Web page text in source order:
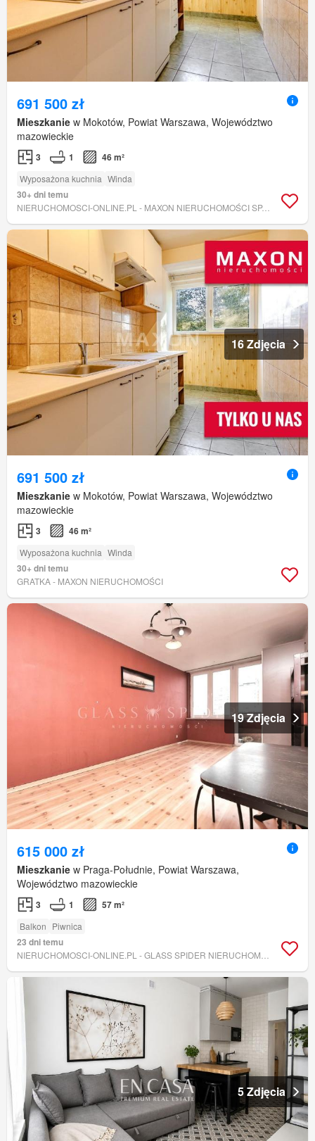
691 500 zł
Mieszkanie w Mokotów, Powiat Warszawa, Województwo
mazowieckie
3 1 46 m²
Wyposażona kuchnia Winda
30+ dni temu
NIERUCHOMOSCI-ONLINE.PL - MAXON NIERUCHOMOŚCI SP. Z O.O.
16 Zdjęcia
691 500 zł
Mieszkanie w Mokotów, Powiat Warszawa, Województwo
mazowieckie
3 46 m²
Wyposażona kuchnia Winda
30+ dni temu
GRATKA - MAXON NIERUCHOMOŚCI
19 Zdjęcia
615 000 zł
Mieszkanie w Praga-Południe, Powiat Warszawa,
Województwo mazowieckie
3 1 57 m²
Balkon Piwnica
23 dni temu
5 Zdjęcia